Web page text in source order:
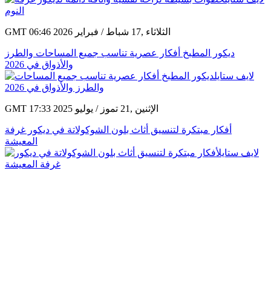
GMT 06:46 2026 الثلاثاء ,17 شباط / فبراير
ديكور المطبخ أفكار عصرية تناسب جميع المساحات والطرز
والأذواق في 2026
GMT 17:33 2025 الإثنين ,21 تموز / يوليو
أفكار مبتكرة لتنسيق أثاث بلون الشوكولاتة في ديكور غرفة
المعيشة